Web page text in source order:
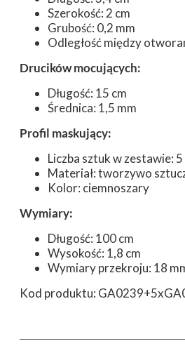
Szerokość: 2 cm
Grubość: 0,2 mm
Odległość między
Drucików mocujących:
Długość: 15 cm
Średnica: 1,5 mm
Profil maskujący:
Liczba sztuk w zestawie: 5
Materiał: tworzywo
Kolor: ciemnoszary
Wymiary:
Długość: 100 cm
Wysokość: 1,8 cm
Wymiary przekroju: 18
Kod produktu: